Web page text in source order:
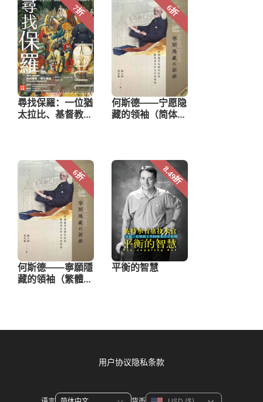
用户协议隐私条款